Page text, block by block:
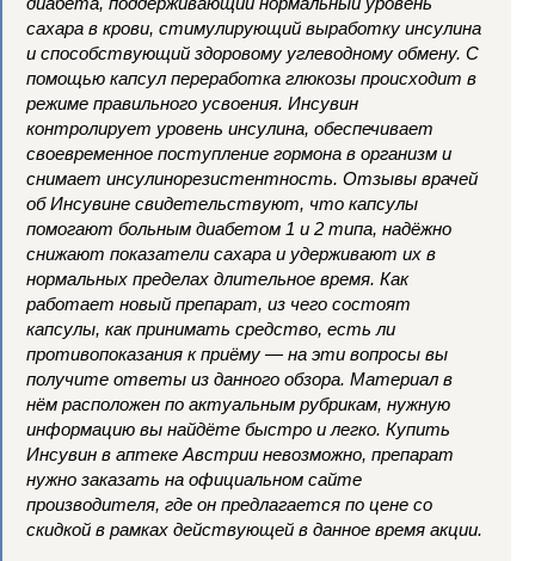
сахара в крови, стимулирующий выработку инсулина
и способствующий здоровому углеводному обмену. С
помощью капсул переработка глюкозы происходит в
режиме правильного усвоения. Инсувин
контролирует уровень инсулина, обеспечивает
своевременное поступление гормона в организм и
снимает инсулинорезистентность. Отзывы врачей
об Инсувине свидетельствуют, что капсулы
помогают больным диабетом 1 и 2 типа, надёжно
снижают показатели сахара и удерживают их в
нормальных пределах длительное время. Как
работает новый препарат, из чего состоят
капсулы, как принимать средство, есть ли
противопоказания к приёму — на эти вопросы вы
получите ответы из данного обзора. Материал в
нём расположен по актуальным рубрикам, нужную
информацию вы найдёте быстро и легко. Купить
Инсувин в аптеке Австрии невозможно, препарат
нужно заказать на официальном сайте
производителя, где он предлагается по цене со
скидкой в рамках действующей в данное время акции.